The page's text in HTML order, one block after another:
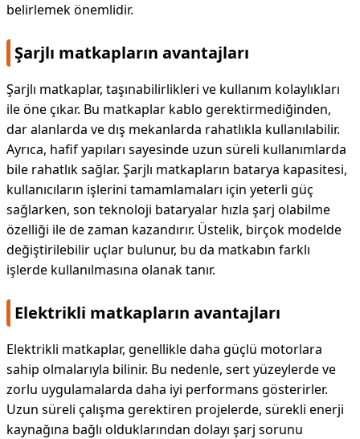
belirlemek önemlidir.
Şarjlı matkapların avantajları
Şarjlı matkaplar, taşınabilirlikleri ve kullanım kolaylıkları
ile öne çıkar. Bu matkaplar kablo gerektirmediğinden,
dar alanlarda ve dış mekanlarda rahatlıkla kullanılabilir.
Ayrıca, hafif yapıları sayesinde uzun süreli kullanımlarda
bile rahatlık sağlar. Şarjlı matkapların batarya kapasitesi,
kullanıcıların işlerini tamamlamaları için yeterli güç
sağlarken, son teknoloji bataryalar hızla şarj olabilme
özelliği ile de zaman kazandırır. Üstelik, birçok modelde
değiştirilebilir uçlar bulunur, bu da matkabın farklı
işlerde kullanılmasına olanak tanır.
Elektrikli matkapların avantajları
Elektrikli matkaplar, genellikle daha güçlü motorlara
sahip olmalarıyla bilinir. Bu nedenle, sert yüzeylerde ve
zorlu uygulamalarda daha iyi performans gösterirler.
Uzun süreli çalışma gerektiren projelerde, sürekli enerji
kaynağına bağlı olduklarından dolayı şarj sorunu